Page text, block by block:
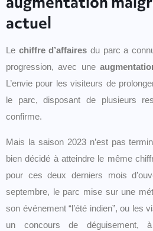
actuel
Le chiffre d’affaires du parc a
progression, avec une
L’envie pour les visiteurs de
le parc, disposant de plusieurs
confirme.
Mais la saison 2023 n’est pas
bien décidé à atteindre le même
pour ces deux derniers mois
septembre, le parc mise sur une
son événement “l’été indien”, ou les
un concours de déguisement,